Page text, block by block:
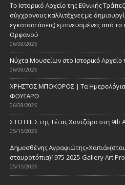
Το Ιστορικό Αρχείο της Εθνικής
σύγχρονους καλλιτέχνες με
εγκαταστάσεις) εμπνευσμένες από
Ορφανού
06/08/2026
Νύχτα Μουσείων στο Ιστορικό Αρχείο
06/08/2026
ΧΡΗΣΤΟΣ ΜΠΟΚΟΡΟΣ | Τα Ημερολόγια-
ΦΟΥΓΑΡΟ
06/08/2026
Σ Ι Ω Π Ε Σ της Τέτας Χαντζάρα στη
05/15/2026
Δημοσθένης
σταυροτόπια)1975-2025-Gallery Art
05/15/2026